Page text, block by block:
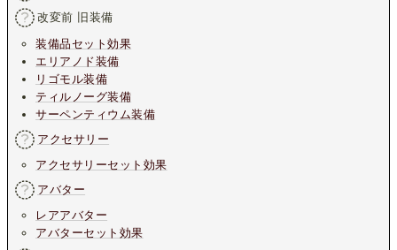
改変前 旧装備
装備品セット効果
エリアノド装備
リゴモル装備
ティルノーグ装備
サーペンティウム装備
アクセサリー
アクセサリーセット効果
アバター
レアアバター
アバターセット効果